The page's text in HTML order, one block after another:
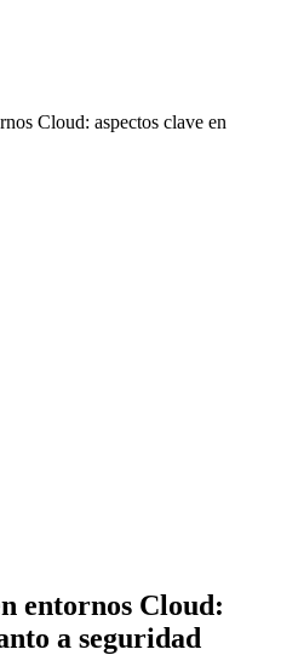
Cloud: aspectos clave en
entornos Cloud:
a seguridad